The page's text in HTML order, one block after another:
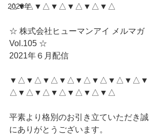
2020年
△▼△▼△▼△▼△▼△▼△
☆ 株式会社ヒューマンアイ メルマガ
Vol.105 ☆
2021年６月配信
▼△▼△▼△▼△▼△▼△▼△▼△▼
△▼△▼△▼△▼△▼△▼△
平素より格別のお引き立ていただき誠
にありがとうございます。